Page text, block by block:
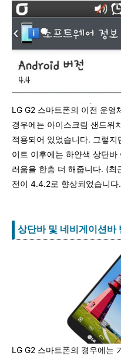
LG G2 스마트폰의 이전 운영
경우에는 아이스크림 샌드위
적용되어 있었습니다. 그렇
이트 이후에는 하얀색 상단
러움을 한층 더 해줍니다. (최
전이 4.4.2로 향상되었습니다
상단바 및 네비게이션바
LG G2 스마트폰의 경우에는